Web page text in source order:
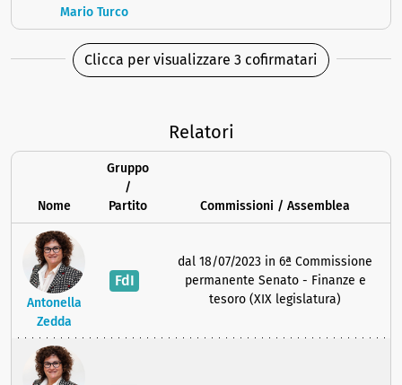
Mario Turco
Clicca per visualizzare 3 cofirmatari
Relatori
Nome
Gruppo
/
Partito
Commissioni / Assemblea
Antonella
Zedda
FdI
dal 18/07/2023 in 6ª Commissione
permanente Senato - Finanze e
tesoro (XIX legislatura)